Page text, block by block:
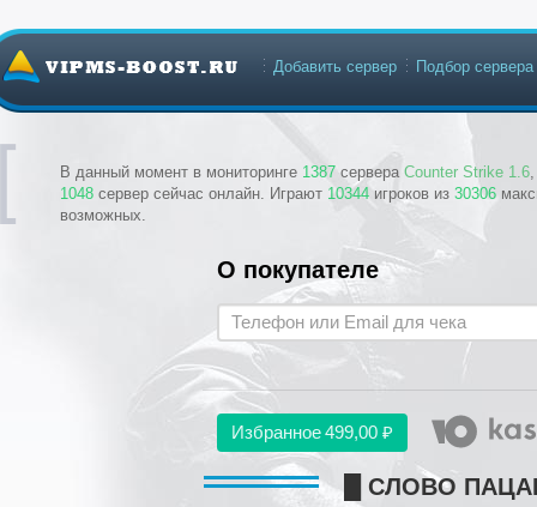
В данный момент в мониторинге 1387 сервера Counter Strike 1.6
1048 сервер сейчас онлайн. Играют 10344 игроков из 30306
возможных.
Добавить сервер Подбор сервера
О покупателе
Избранное499,00 ₽
█ СЛОВО